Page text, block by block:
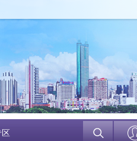
区